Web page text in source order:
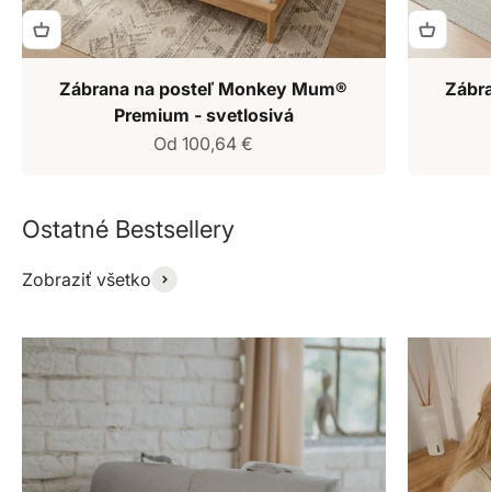
Zábrana na posteľ Monkey Mum®
Premium - svetlosivá
Predajná cena
Od 100,64 €
Zobraziť všetko